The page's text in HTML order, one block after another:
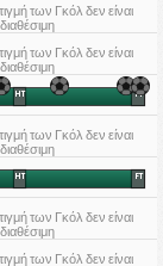
των Γκόλ δεν είναι
διαθέσιμη
των Γκόλ δεν είναι
διαθέσιμη
HT FT
των Γκόλ δεν είναι
διαθέσιμη
HT FT
των Γκόλ δεν είναι
διαθέσιμη
των Γκόλ δεν είναι